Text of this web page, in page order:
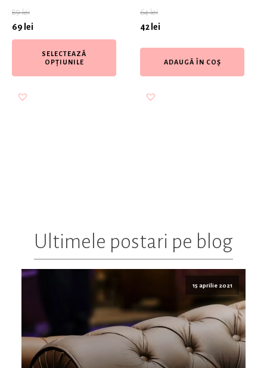
89lei
69 lei
SELECTEAZĂ
OPȚIUNILE
64lei
42 lei
ADAUGĂ ÎN COȘ
Ultimele postari pe blog
15 aprilie 2021